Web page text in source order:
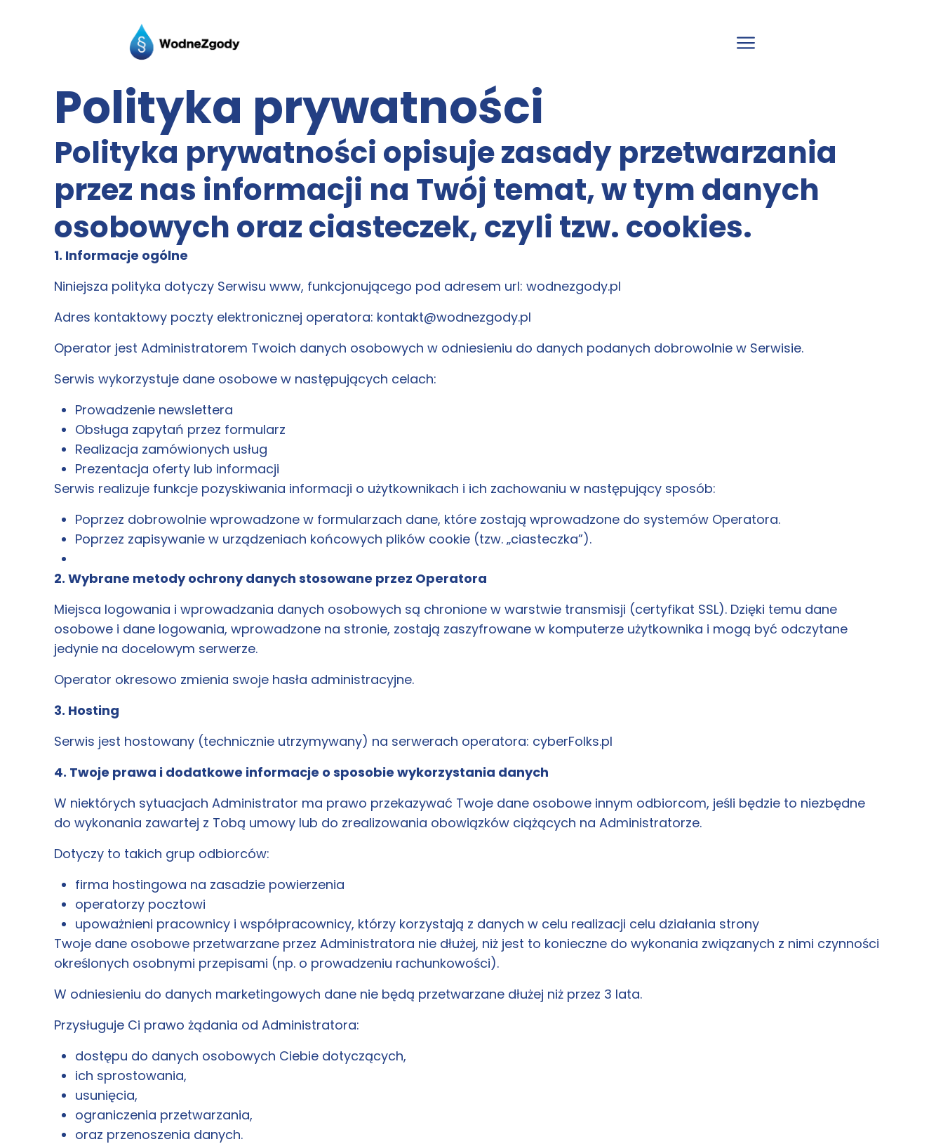
Polityka prywatności
Polityka prywatności opisuje zasady przetwarzania
przez nas informacji na Twój temat, w tym danych
osobowych oraz ciasteczek, czyli tzw. cookies.
1. Informacje ogólne
Niniejsza polityka dotyczy Serwisu www, funkcjonującego pod adresem url: wodnezgody.pl
Adres kontaktowy poczty elektronicznej operatora: kontakt@wodnezgody.pl
Operator jest Administratorem Twoich danych osobowych w odniesieniu do danych podanych dobrowolnie w Serwisie.
Serwis wykorzystuje dane osobowe w następujących celach:
Prowadzenie newslettera
Obsługa zapytań przez formularz
Realizacja zamówionych usług
Prezentacja oferty lub informacji
Serwis realizuje funkcje pozyskiwania informacji o użytkownikach i ich zachowaniu w następujący sposób:
Poprzez dobrowolnie wprowadzone w formularzach dane, które zostają wprowadzone do systemów Operatora.
Poprzez zapisywanie w urządzeniach końcowych plików cookie (tzw. „ciasteczka”).
2. Wybrane metody ochrony danych stosowane przez Operatora
Miejsca logowania i wprowadzania danych osobowych są chronione w warstwie transmisji (certyfikat SSL). Dzięki temu dane
osobowe i dane logowania, wprowadzone na stronie, zostają zaszyfrowane w komputerze użytkownika i mogą być odczytane
jedynie na docelowym serwerze.
Operator okresowo zmienia swoje hasła administracyjne.
3. Hosting
Serwis jest hostowany (technicznie utrzymywany) na serwerach operatora: cyberFolks.pl
4. Twoje prawa i dodatkowe informacje o sposobie wykorzystania danych
W niektórych sytuacjach Administrator ma prawo przekazywać Twoje dane osobowe innym odbiorcom, jeśli będzie to niezbędne
do wykonania zawartej z Tobą umowy lub do zrealizowania obowiązków ciążących na Administratorze.
Dotyczy to takich grup odbiorców:
firma hostingowa na zasadzie powierzenia
operatorzy pocztowi
upoważnieni pracownicy i współpracownicy, którzy korzystają z danych w celu realizacji celu działania strony
Twoje dane osobowe przetwarzane przez Administratora nie dłużej, niż jest to konieczne do wykonania związanych z nimi czynności
określonych osobnymi przepisami (np. o prowadzeniu rachunkowości).
W odniesieniu do danych marketingowych dane nie będą przetwarzane dłużej niż przez 3 lata.
Przysługuje Ci prawo żądania od Administratora:
dostępu do danych osobowych Ciebie dotyczących,
ich sprostowania,
usunięcia,
ograniczenia przetwarzania,
oraz przenoszenia danych.